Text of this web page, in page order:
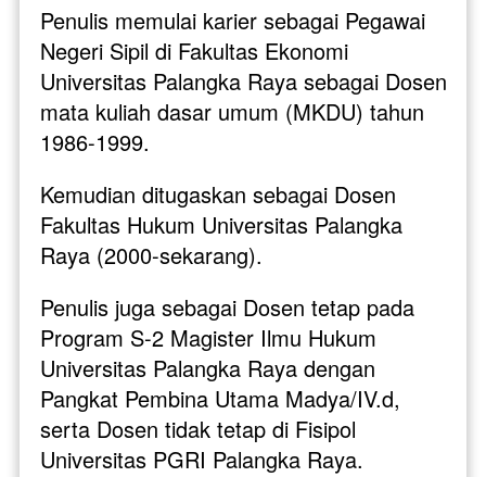
Penulis memulai karier sebagai Pegawai
Negeri Sipil di Fakultas Ekonomi
Universitas Palangka Raya sebagai Dosen
mata kuliah dasar umum (MKDU) tahun
1986-1999.
Kemudian ditugaskan sebagai Dosen
Fakultas Hukum Universitas Palangka
Raya (2000-sekarang).
Penulis juga sebagai Dosen tetap pada
Program S-2 Magister Ilmu Hukum
Universitas Palangka Raya dengan
Pangkat Pembina Utama Madya/IV.d,
serta Dosen tidak tetap di Fisipol
Universitas PGRI Palangka Raya.